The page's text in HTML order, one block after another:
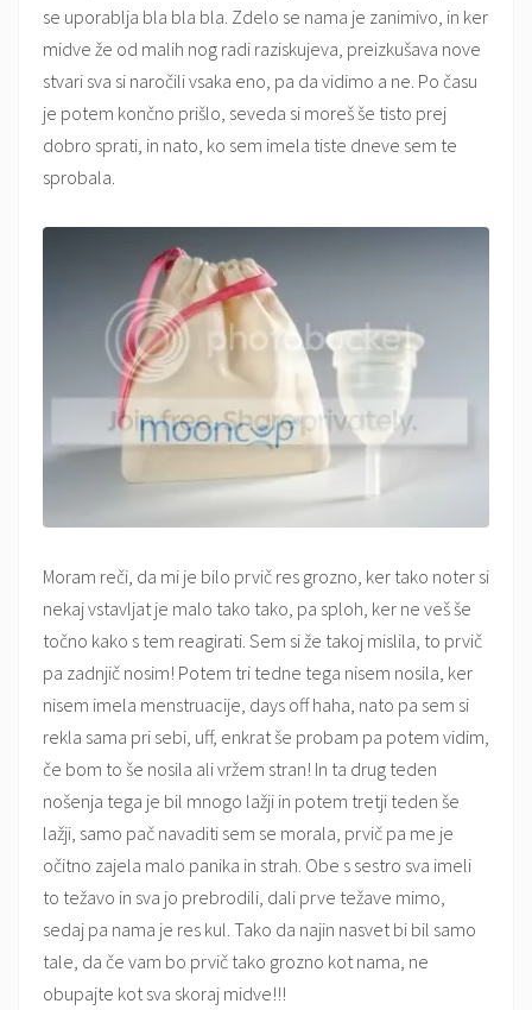
se uporablja bla bla bla. Zdelo se nama je zanimivo, in ker
midve že od malih nog radi raziskujeva, preizkušava nove
stvari sva si naročili vsaka eno, pa da vidimo a ne. Po času
je potem končno prišlo, seveda si moreš še tisto prej
dobro sprati, in nato, ko sem imela tiste dneve sem te
sprobala.
Moram reči, da mi je bilo prvič res grozno, ker tako noter si
nekaj vstavljat je malo tako tako, pa sploh, ker ne veš še
točno kako s tem reagirati. Sem si že takoj mislila, to prvič
pa zadnjič nosim! Potem tri tedne tega nisem nosila, ker
nisem imela menstruacije, days off haha, nato pa sem si
rekla sama pri sebi, uff, enkrat še probam pa potem vidim,
če bom to še nosila ali vržem stran! In ta drug teden
nošenja tega je bil mnogo lažji in potem tretji teden še
lažji, samo pač navaditi sem se morala, prvič pa me je
očitno zajela malo panika in strah. Obe s sestro sva imeli
to težavo in sva jo prebrodili, dali prve težave mimo,
sedaj pa nama je res kul. Tako da najin nasvet bi bil samo
tale, da če vam bo prvič tako grozno kot nama, ne
obupajte kot sva skoraj midve!!!